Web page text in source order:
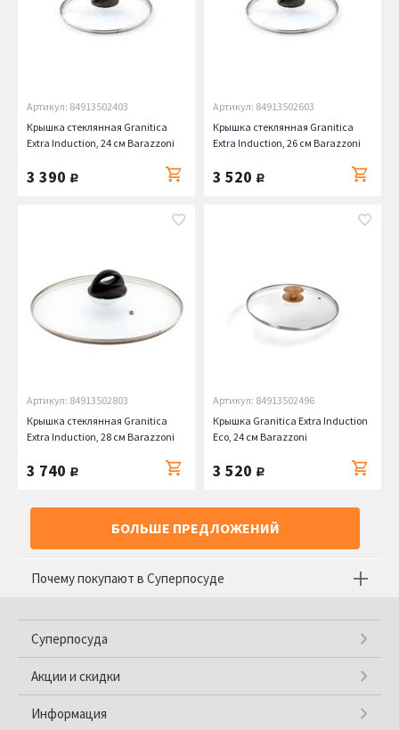
Артикул: 84913502403
Крышка стеклянная Granitica
Extra Induction, 24 см Barazzoni
3 390 руб.
Артикул: 84913502603
Крышка стеклянная Granitica
Extra Induction, 26 см Barazzoni
3 520 руб.
Артикул: 84913502803
Крышка стеклянная Granitica
Extra Induction, 28 см Barazzoni
3 740 руб.
Артикул: 84913502496
Крышка Granitica Extra Induction
Eco, 24 см Barazzoni
3 520 руб.
БОЛЬШЕ ПРЕДЛОЖЕНИЙ
Почему покупают в Суперпосуде
Суперпосуда
Акции и скидки
Информация